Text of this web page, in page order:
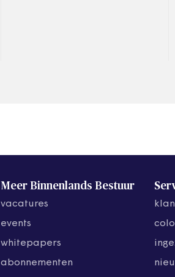
Meer Binnenlands Bestuur
vacatures
events
whitepapers
abonnementen